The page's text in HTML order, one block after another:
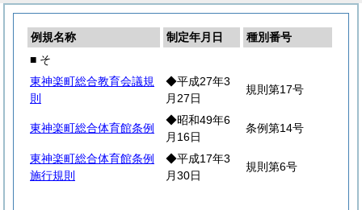
例規名称 制定年月日
種別番号
■ そ
東神楽町総合教育会議規
則
◆平成27年3
月27日
規則第17号
東神楽町総合体育館条例
◆昭和49年6
月16日
条例第14号
東神楽町総合体育館条例
施行規則
◆平成17年3
月30日
規則第6号